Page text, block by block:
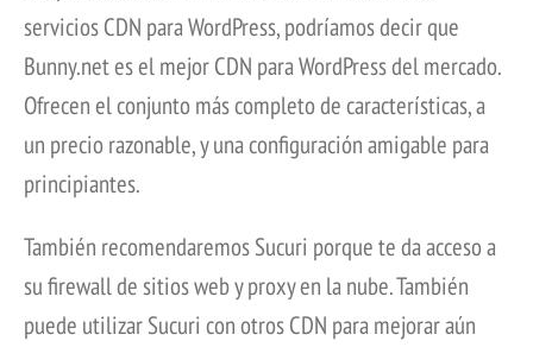
servicios CDN para WordPress, podríamos decir que
Bunny.net es el mejor CDN para WordPress del mercado.
Ofrecen el conjunto más completo de características, a
un precio razonable, y una configuración amigable para
principiantes.
También recomendaremos Sucuri porque te da acceso a
su firewall de sitios web y proxy en la nube. También
puede utilizar Sucuri con otros CDN para mejorar aún